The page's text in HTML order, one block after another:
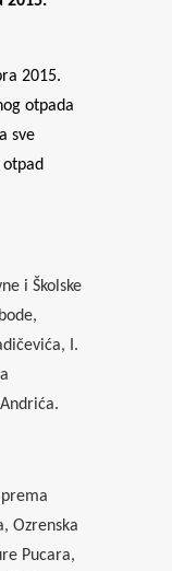
2015.
otpada
sve
otpad
i Školske
I.
Ozrenska
Pucara,